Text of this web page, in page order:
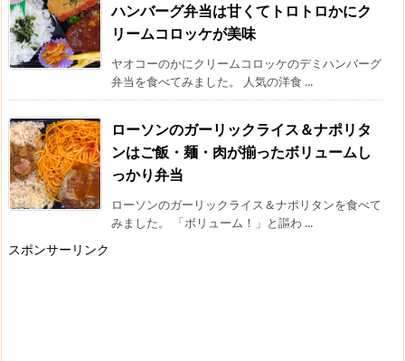
ハンバーグ弁当は甘くてトロトロかにク
リームコロッケが美味
ヤオコーのかにクリームコロッケのデミハンバーグ
弁当を食べてみました。 人気の洋食 ...
ローソンのガーリックライス＆ナポリタ
ンはご飯・麺・肉が揃ったボリュームし
っかり弁当
ローソンのガーリックライス＆ナポリタンを食べて
みました。 「ボリューム！」と謳わ ...
スポンサーリンク